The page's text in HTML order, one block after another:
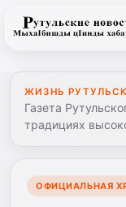
ЖИЗНЬ
Газета
традициях
ОФИЦИАЛЬНАЯ